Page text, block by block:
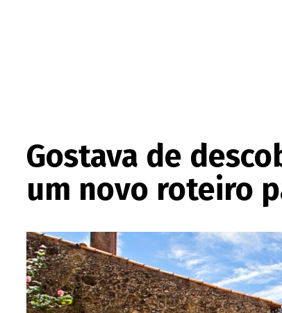
Gostava de
um novo roteiro